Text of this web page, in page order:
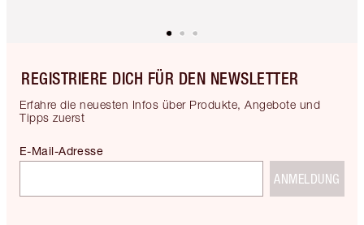
REGISTRIERE DICH FÜR DEN NEWSLETTER
Erfahre die neuesten Infos über Produkte, Angebote und
Tipps zuerst
E-Mail-Adresse
ANMELDUNG